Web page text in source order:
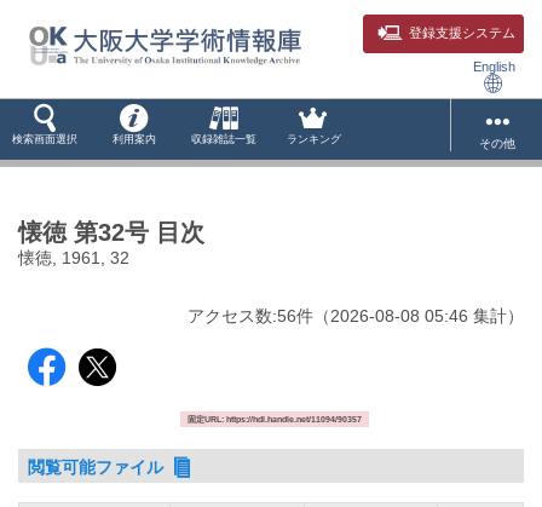
登録支援システム
English
検索画面選択 利用案内 収録雑誌一覧 ランキング その他
懐徳 第32号 目次
懐徳, 1961, 32
アクセス数:56件 （2026-08-08 05:46 集計）
固定URL: https://hdl.handle.net/11094/90357
閲覧可能ファイル